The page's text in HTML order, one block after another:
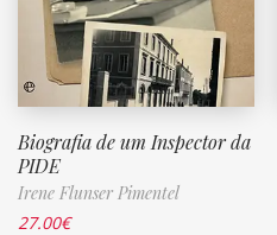
Biografia de um Inspector da
PIDE
Irene Flunser Pimentel
27.00€